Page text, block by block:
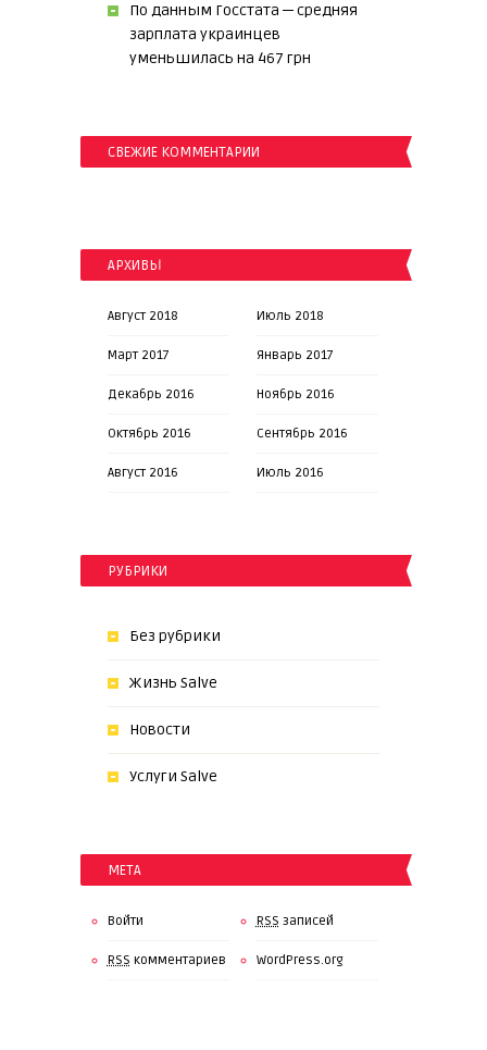
По данным Госстата ─ средняя
зарплата украинцев
уменьшилась на 467 грн
СВЕЖИЕ КОММЕНТАРИИ
АРХИВЫ
Август 2018 Июль 2018
Март 2017 Январь 2017
Декабрь 2016 Ноябрь 2016
Октябрь 2016 Сентябрь 2016
Август 2016 Июль 2016
РУБРИКИ
Без рубрики
Жизнь Salve
Новости
Услуги Salve
МЕТА
Войти RSS записей
RSS комментариев WordPress.org